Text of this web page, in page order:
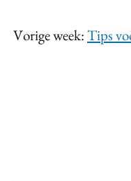
Vorige week:Tips